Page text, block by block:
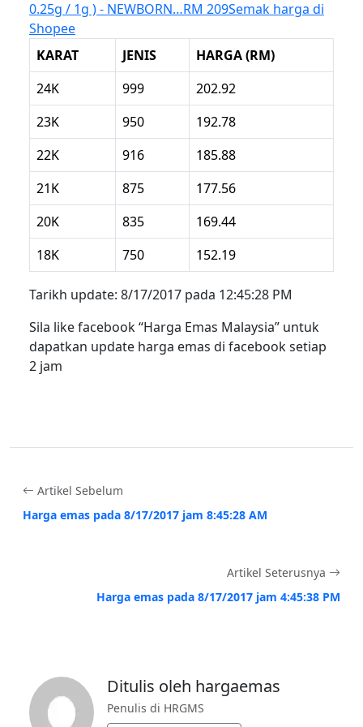
0.25g / 1g ) - NEWBORN…RM 209Semak harga di
Shopee
KARAT
JENIS
HARGA (RM)
24K
999
202.92
23K
950
192.78
22K
916
185.88
21K
875
177.56
20K
835
169.44
18K
750 152.19
Tarikh update: 8/17/2017 pada 12:45:28 PM
Sila like facebook “Harga Emas Malaysia” untuk
dapatkan update harga emas di facebook setiap
2 jam
Artikel Sebelum
Harga emas pada 8/17/2017 jam 8:45:28 AM
Artikel Seterusnya
Harga emas pada 8/17/2017 jam 4:45:38 PM
Ditulis oleh hargaemas
Penulis di HRGMS